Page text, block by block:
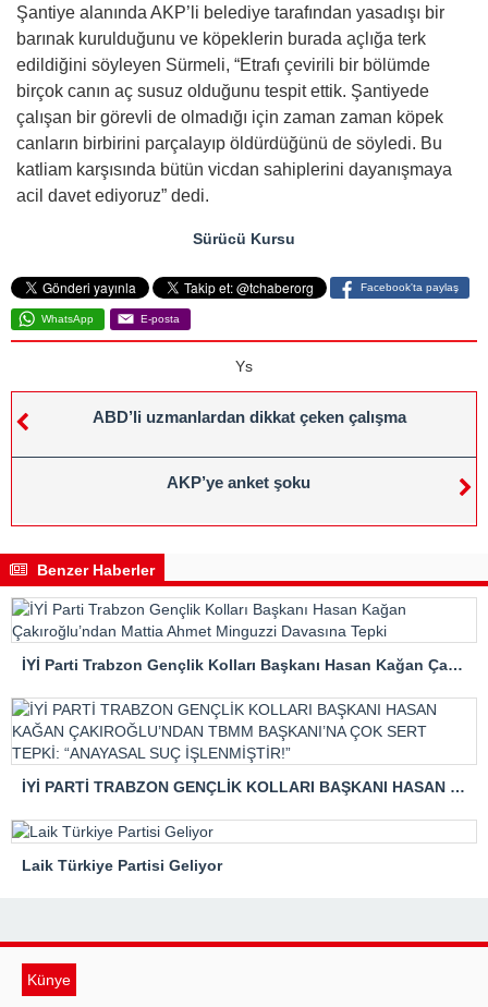
Şantiye alanında AKP’li belediye tarafından yasadışı bir
barınak kurulduğunu ve köpeklerin burada açlığa terk
edildiğini söyleyen Sürmeli, “Etrafı çevirili bir bölümde
birçok canın aç susuz olduğunu tespit ettik. Şantiyede
çalışan bir görevli de olmadığı için zaman zaman köpek
canların birbirini parçalayıp öldürdüğünü de söyledi. Bu
katliam karşısında bütün vicdan sahiplerini dayanışmaya
acil davet ediyoruz” dedi.
Sürücü Kursu
Facebook'ta paylaş
WhatsApp E-posta
Ys
ABD’li uzmanlardan dikkat çeken çalışma
AKP’ye anket şoku
Benzer Haberler
İYİ Parti Trabzon Gençlik Kolları Başkanı Hasan Kağan Çakıroğlu’ndan Mattia Ahmet Minguzzi Davasına Tepki
İYİ PARTİ TRABZON GENÇLİK KOLLARI BAŞKANI HASAN KAĞAN ÇAKIROĞLU’NDAN TBMM BAŞKANI’NA ÇOK SERT TEPKİ: “ANAYASAL SUÇ İŞLENMİŞTİR!”
Laik Türkiye Partisi Geliyor
Künye